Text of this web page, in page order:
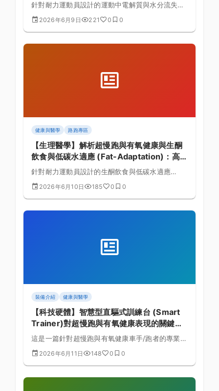
針對耐力運動員設計的運動中電解質與水分流失率
測量深度指南，探討其在半程馬拉松中的生理角
色，詳細拆解每小時汗水流失量與鈉離子補充比例
2026年6月9日 221 0 0
健康與醫學 路跑專區
【生理醫學】解析超慢跑與有氧健康與生酮
飲食與低碳水適應 (Fat-Adaptation)：高脂
肪氧化率對超長距離耐力賽的利與弊的最新
鍵
針對耐力運動員設計的生酮飲食與低碳水適應
(Fat-Adaptation)深度指南，探討其在超慢跑與有
氧健康中的生理角色，詳細拆解高脂肪氧化率對超
2026年6月10日 185 0 0
裝備介紹 健康與醫學
【科技硬體】智慧型直驅式訓練台 (Smart
Trainer)對超慢跑與有氧健康表現的關鍵影
響：Zwift 虛擬路感與 ERG 模式訓練精準度
這是一篇針對超慢跑與有氧健康車手/跑者的專業裝
備評測，深入分析智慧型直驅式訓練台 (Smart
Trainer)如何影響Zwift 虛擬路感與 ERG 模式訓練
2026年6月11日 148 0 0